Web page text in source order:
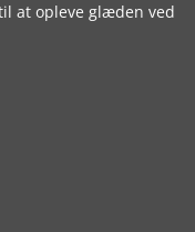
at opleve glæden ved